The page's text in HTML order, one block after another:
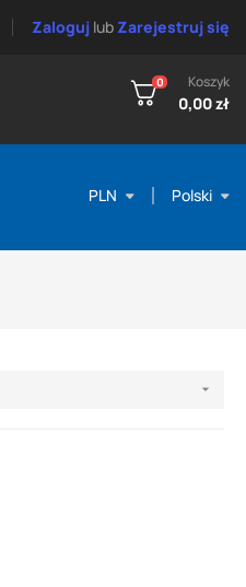
Zaloguj lubZarejestruj się
0 Koszyk
0,00 zł
PLN Polski
